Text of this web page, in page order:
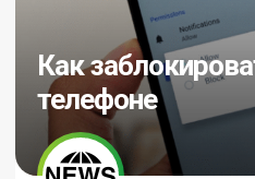
Как
телефоне